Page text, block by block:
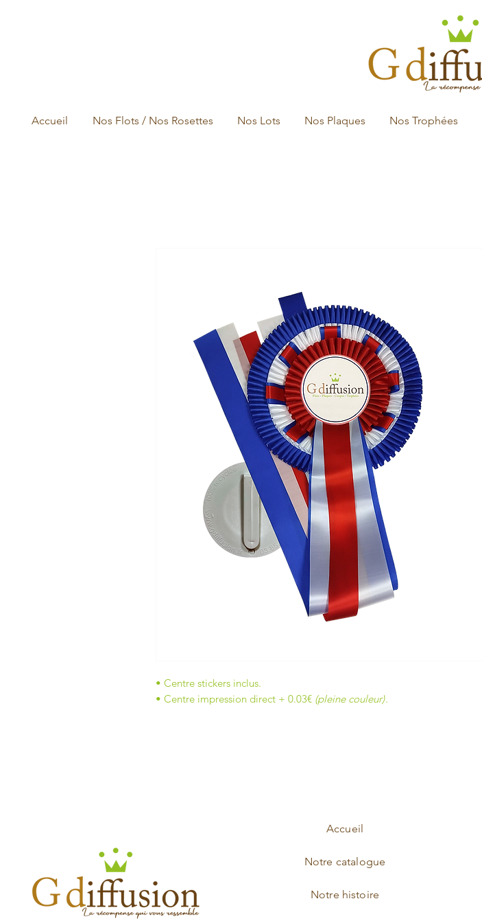
Accueil Nos Flots / Nos Rosettes Nos Lots Nos Plaques Nos Trophées
• Centre stickers inclus.
• Centre impression direct + 0.03€ (pleine couleur).
Accueil
Notre catalogue
Notre histoire